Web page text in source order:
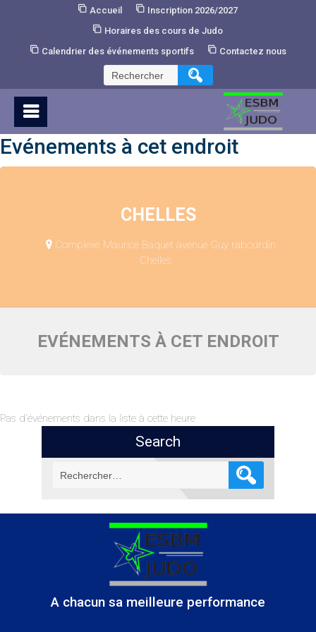
Accueil
Inscription 2026/2027
Horaires des cours de Judo
Calendrier des événements sportifs
Contactez nous
Rechercher :
Evénements à cet endroit
CHELLES
Complexe Maurice Baquet avenue Guy rabourdin
Chelles
EVÉNEMENTS À CET ENDROIT
Pas d'événements dans la liste à cette heure
Search
A chacun sa meilleure performance